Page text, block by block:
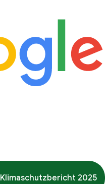
Klimaschutzbericht 2025